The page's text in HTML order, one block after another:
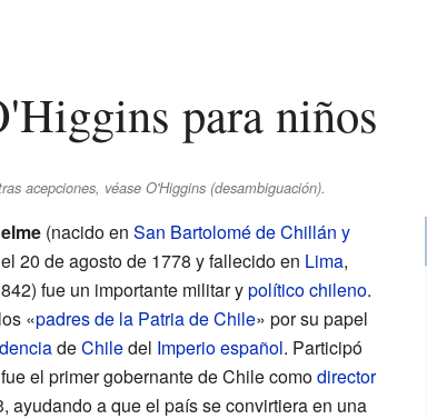
para niños
acepciones, véase O'Higgins (desambiguación).
(nacido en San Bartolomé de Chillán y
20 de agosto de 1778 y fallecido en Lima,
fue un importante militar ypolíticochileno.
«padres de la Patria de Chile» por su papel
deChiledel Imperio español. Participó
el primer gobernante de Chile comodirector
ayudando a que el país se convirtiera en una